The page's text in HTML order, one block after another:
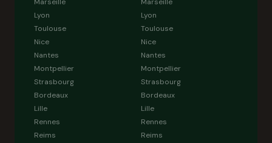
Lyon
Toulouse
Nice
Nantes
Montpellier
Strasbourg
Bordeaux
Lille
Rennes
Reims
Lyon
Toulouse
Nice
Nantes
Montpellier
Strasbourg
Bordeaux
Lille
Rennes
Reims